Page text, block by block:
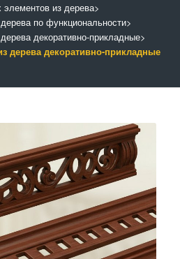
элементов из дерева>
по функциональности>
декоративно-прикладные>
дерева декоративно-прикладные